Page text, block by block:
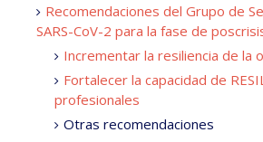
Recomendaciones del Grupo de
SARS-CoV-2 para la fase de
Incrementar la resiliencia de la
Fortalecer la capacidad de
profesionales
Otras recomendaciones